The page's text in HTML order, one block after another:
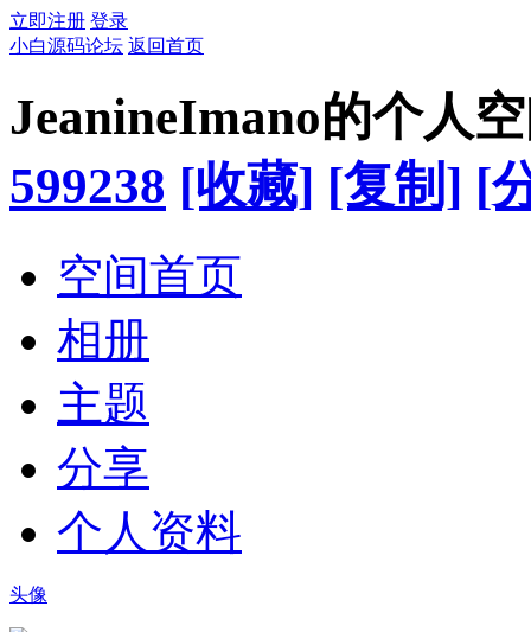
立即注册 登录
小白源码论坛 返回首页
JeanineImano的个人
599238 [收藏] [复制] [
空间首页
相册
主题
分享
个人资料
头像